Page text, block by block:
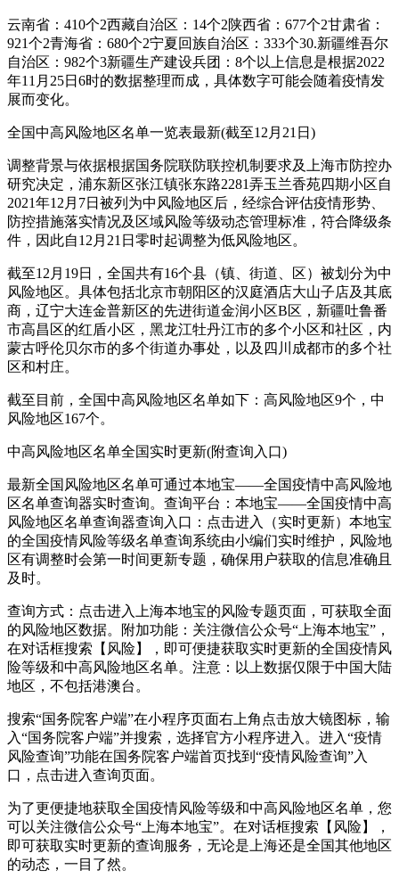
云南省：410个2西藏自治区：14个2陕西省：677个2甘肃省：
921个2青海省：680个2宁夏回族自治区：333个30.新疆维吾尔
自治区：982个3新疆生产建设兵团：8个以上信息是根据2022
年11月25日6时的数据整理而成，具体数字可能会随着疫情发
展而变化。
全国中高风险地区名单一览表最新(截至12月21日)
调整背景与依据根据国务院联防联控机制要求及上海市防控办
研究决定，浦东新区张江镇张东路2281弄玉兰香苑四期小区自
2021年12月7日被列为中风险地区后，经综合评估疫情形势、
防控措施落实情况及区域风险等级动态管理标准，符合降级条
件，因此自12月21日零时起调整为低风险地区。
截至12月19日，全国共有16个县（镇、街道、区）被划分为中
风险地区。具体包括北京市朝阳区的汉庭酒店大山子店及其底
商，辽宁大连金普新区的先进街道金润小区B区，新疆吐鲁番
市高昌区的红盾小区，黑龙江牡丹江市的多个小区和社区，内
蒙古呼伦贝尔市的多个街道办事处，以及四川成都市的多个社
区和村庄。
截至目前，全国中高风险地区名单如下：高风险地区9个，中
风险地区167个。
中高风险地区名单全国实时更新(附查询入口)
最新全国风险地区名单可通过本地宝——全国疫情中高风险地
区名单查询器实时查询。查询平台：本地宝——全国疫情中高
风险地区名单查询器查询入口：点击进入（实时更新）本地宝
的全国疫情风险等级名单查询系统由小编们实时维护，风险地
区有调整时会第一时间更新专题，确保用户获取的信息准确且
及时。
查询方式：点击进入上海本地宝的风险专题页面，可获取全面
的风险地区数据。附加功能：关注微信公众号“上海本地宝”，
在对话框搜索【风险】，即可便捷获取实时更新的全国疫情风
险等级和中高风险地区名单。注意：以上数据仅限于中国大陆
地区，不包括港澳台。
搜索“国务院客户端”在小程序页面右上角点击放大镜图标，输
入“国务院客户端”并搜索，选择官方小程序进入。进入“疫情
风险查询”功能在国务院客户端首页找到“疫情风险查询”入
口，点击进入查询页面。
为了更便捷地获取全国疫情风险等级和中高风险地区名单，您
可以关注微信公众号“上海本地宝”。在对话框搜索【风险】，
即可获取实时更新的查询服务，无论是上海还是全国其他地区
的动态，一目了然。